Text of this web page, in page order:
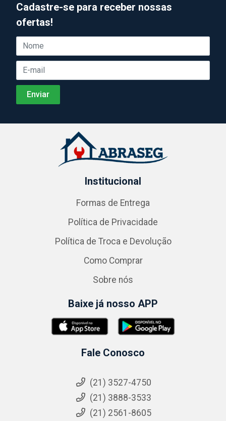
Cadastre-se para receber nossas
ofertas!
Institucional
Formas de Entrega
Política de Privacidade
Política de Troca e Devolução
Como Comprar
Sobre nós
Baixe já nosso APP
Fale Conosco
(21) 3527-4750
(21) 3888-3533
(21) 2561-8605